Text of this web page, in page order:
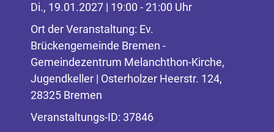
Di., 19.01.2027 | 19:00 - 21:00 Uhr
Ort der Veranstaltung: Ev.
Brückengemeinde Bremen -
Gemeindezentrum Melanchthon-Kirche,
Jugendkeller | Osterholzer Heerstr. 124,
28325 Bremen
Veranstaltungs-ID: 37846